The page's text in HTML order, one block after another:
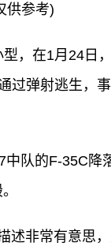
供参考)
，在1月24日
过弹射逃生，
队的F-35C降
述非常有意思